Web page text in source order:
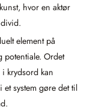
hvor en aktør
element på
Ordet
krydsord kan
system gøre det til